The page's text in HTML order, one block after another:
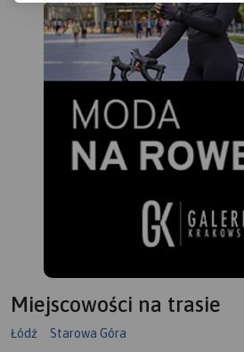
Miejscowości na trasie
Łódź Starowa Góra